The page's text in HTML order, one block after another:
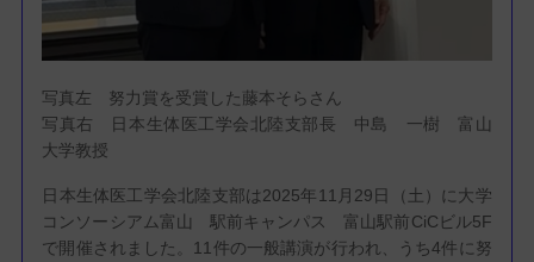
写真左 努力賞を受賞した藤本そらさん
写真右 日本生体医工学会北陸支部長 中島 一樹 富山
大学教授
日本生体医工学会北陸支部は2025年11月29日（土）に大学
コンソーシアム富山 駅前キャンパス 富山駅前CiCビル5F
で開催されました。11件の一般講演が行われ、うち4件に努